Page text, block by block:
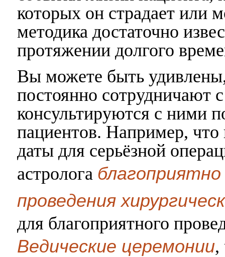
которых он страдает или
методика достаточно
протяжении долгого
Вы можете быть
постоянно сотрудничают
консультируются с ними
пациентов. Например, что
даты для серьёзной
астролога
проведения
для благоприятного
Ведические церемонии,